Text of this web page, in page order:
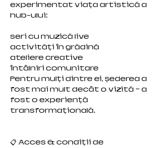
experimentat viața artistică a
hub-ului:
seri cu muzică live
activități în grădină
ateliere creative
întâlniri comunitare
Pentru mulți dintre ei, șederea a
fost mai mult decât o vizită — a
fost o experiență
transformațională.
📋 Acces & condiții de